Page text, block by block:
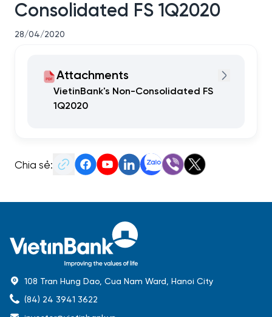
Consolidated FS 1Q2020
28/04/2020
Attachments
VietinBank's Non-Consolidated FS
1Q2020
Chia sẻ:
108 Tran Hung Dao, Cua Nam Ward, Hanoi City
(84) 24 3941 3622